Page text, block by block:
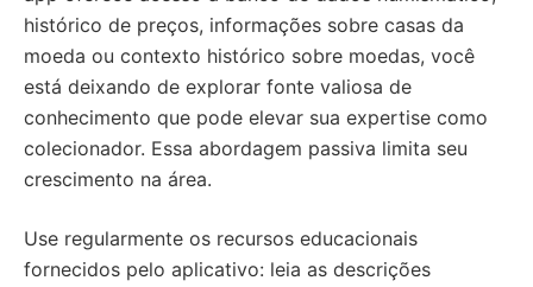
histórico de preços, informações sobre casas da
moeda ou contexto histórico sobre moedas, você
está deixando de explorar fonte valiosa de
conhecimento que pode elevar sua expertise como
colecionador. Essa abordagem passiva limita seu
crescimento na área.
Use regularmente os recursos educacionais
fornecidos pelo aplicativo: leia as descrições